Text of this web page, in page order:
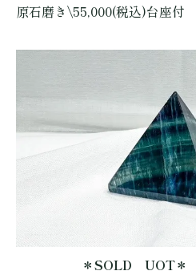
原石磨き\55,000(税込)台座付
＊SOLD UOT＊